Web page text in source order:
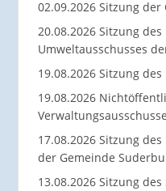
02.09.2026 Sitzung der
20.08.2026 Sitzung
Umweltausschusses
19.08.2026 Sitzung
19.08.2026
17.08.2026 Sitzung
der Gemeinde
13.08.2026 Sitzung